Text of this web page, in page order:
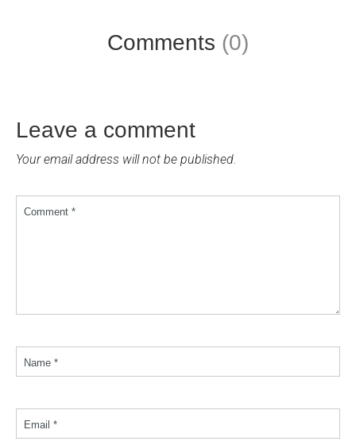
Comments (0)
Leave a comment
Your email address will not be published.
Comment *
Name *
Email *